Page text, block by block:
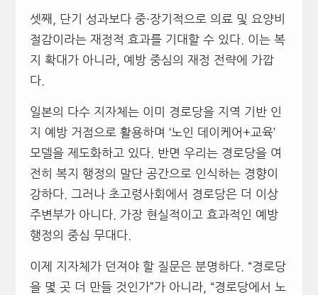
셋째, 단기 성과보다 중·장기적으로 의료 및 요양비
절감이라는 재정적 효과를 기대할 수 있다. 이는 복
지 확대가 아니라, 예방 중심의 재정 전략에 가깝
다.
일본의 다수 지자체는 이미 경로당을 지역 기반 인
지 예방 거점으로 활용하며 ‘노인 데이케어+교육’
모델을 제도화하고 있다. 반면 우리는 경로당을 여
전히 복지 행정의 말단 공간으로 인식하는 경향이
강하다. 그러나 초고령사회에서 경로당은 더 이상
주변부가 아니다. 가장 현실적이고 효과적인 예방
행정의 중심 무대다.
이제 지자체가 던져야 할 질문은 분명하다. “경로당
을 몇 곳 더 만들 것인가”가 아니라, “경로당에서 노